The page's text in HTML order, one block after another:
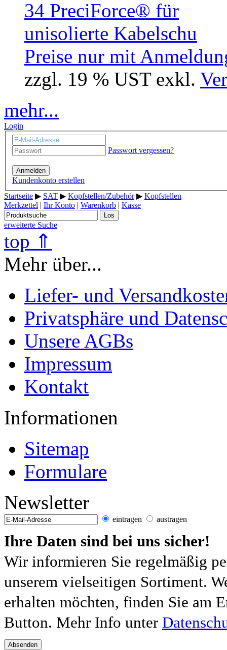
Preise nur mit
zzgl. 19 % UST exkl.
mehr...
Login
Passwort vergessen?
Anmelden
Kundenkonto erstellen
Startseite ▶ SAT ▶ Kopfstellen/Zubehör▶ Kopfstellen
Merkzettel | Ihr Konto | Warenkorb | Kasse
Los
erweiterte Suche
top ⇑
Mehr über...
Liefer- und
Privatsphäre und
Unsere AGBs
Impressum
Kontakt
Informationen
Sitemap
Formulare
Newsletter
eintragen austragen
Ihre Daten sind bei uns sicher!
Wir informieren Sie regelmäßig
unserem vielseitigen Sortiment.
erhalten möchten, finden Sie am
Button. Mehr Info unter
Absenden